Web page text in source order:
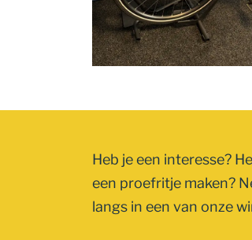
Heb je een interesse?
een proefritje maken?
langs in een van onze